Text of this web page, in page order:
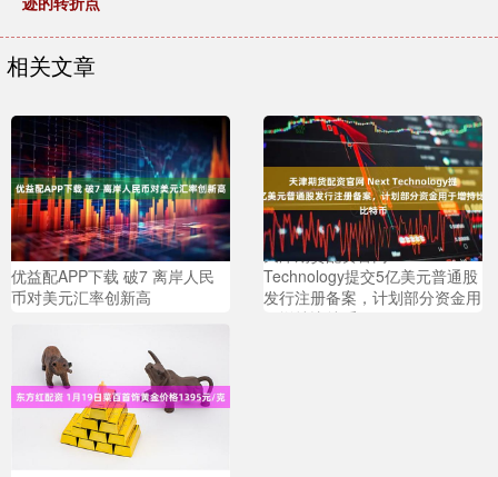
相关文章
优益配APP下载 破7 离岸人民
币对美元汇率创新高
天津期货配资官网 Next
Technology提交5亿美元普通股
发行注册备案，计划部分资金用
于增持比特币